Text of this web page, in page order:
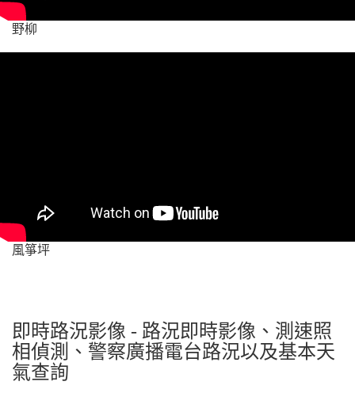
野柳
風箏坪
即時路況影像 - 路況即時影像、測速照
相偵測、警察廣播電台路況以及基本天
氣查詢